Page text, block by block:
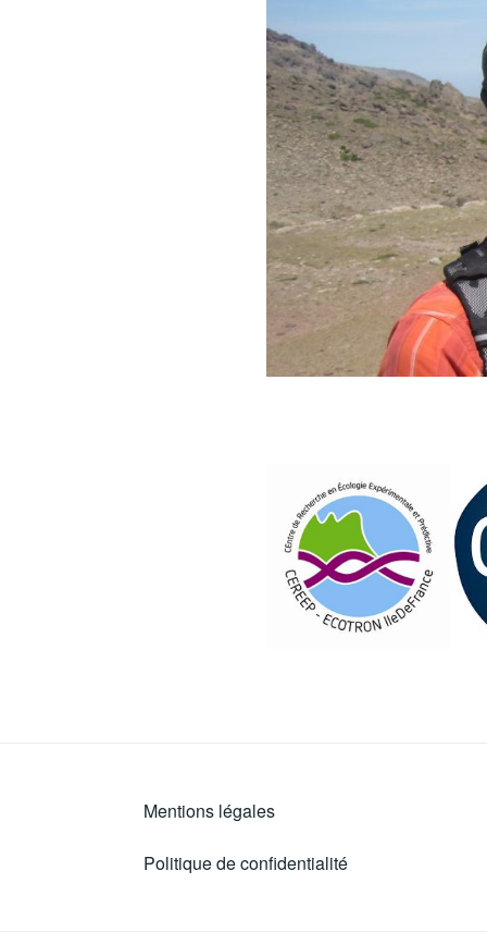
Mentions légales
Politique de confidentialité